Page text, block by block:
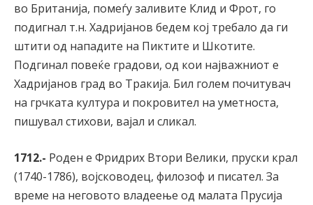
во Британија, помеѓу заливите Клид и Фрот, го
подигнал т.н. Хадријанов бедем кој требало да ги
штити од нападите на Пиктите и Шкотите.
Подгинал повеќе градови, од кои најважниот е
Хадријанов град во Тракија. Бил голем почитувач
на грчката култура и покровител на уметноста,
пишувал стихови, вајал и сликал.
1712.- Роден е Фридрих Втори Велики, пруски крал
(1740-1786), војсководец, филозоф и писател. За
време на неговото владеење од малата Прусија